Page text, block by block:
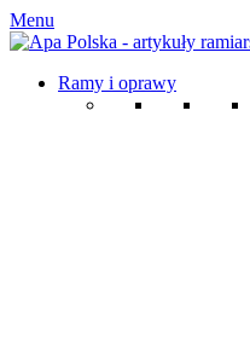
Menu
Ramy i oprawy